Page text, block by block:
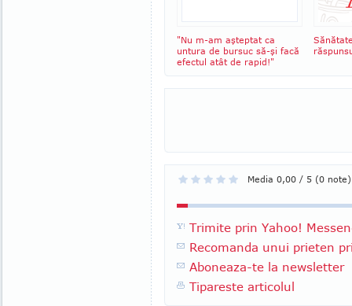
"Nu m-am aşteptat ca
untura de bursuc să-şi facă
efectul atât de rapid!"
Media 0,00 / 5 (0 note)
Trimite prin Yahoo!
Recomanda unui prieten
Aboneaza-te la newsletter
Tipareste articolul